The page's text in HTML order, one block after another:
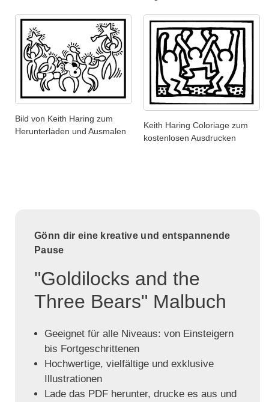
Bild von Keith Haring zum
Herunterladen und Ausmalen
Keith Haring Coloriage zum
kostenlosen Ausdrucken
Gönn dir eine kreative und entspannende
Pause
"Goldilocks and the
Three Bears" Malbuch
Geeignet für alle Niveaus: von Einsteigern
bis Fortgeschrittenen
Hochwertige, vielfältige und exklusive
Illustrationen
Lade das PDF herunter, drucke es aus und